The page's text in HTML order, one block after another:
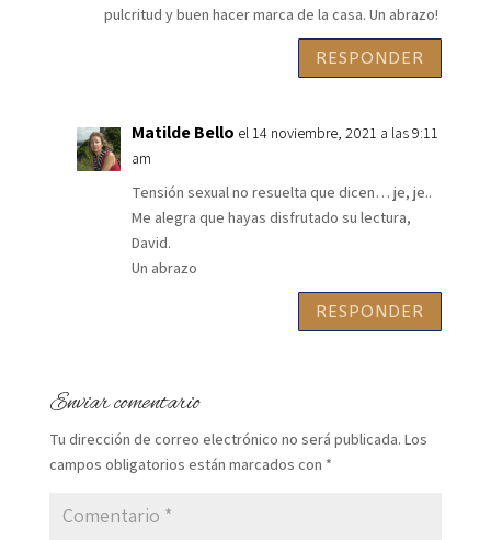
pulcritud y buen hacer marca de la casa. Un abrazo!
RESPONDER
Matilde Bello el 14 noviembre, 2021 a las 9:11
am
Tensión sexual no resuelta que dicen… je, je..
Me alegra que hayas disfrutado su lectura,
David.
Un abrazo
RESPONDER
Enviar comentario
Tu dirección de correo electrónico no será publicada. Los
campos obligatorios están marcados con *